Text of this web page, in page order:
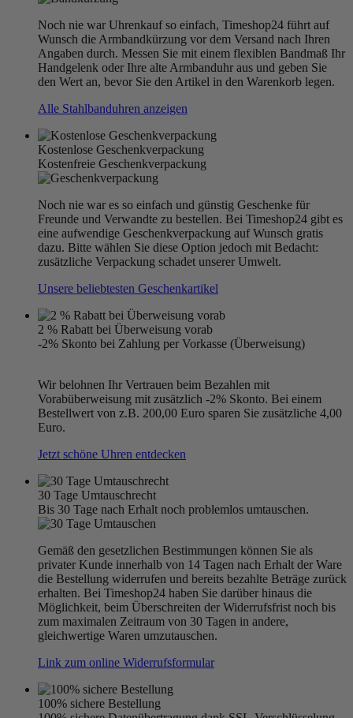
Noch nie war Uhrenkauf so einfach, Timeshop24 führt auf
Wunsch die Armbandkürzung vor dem Versand nach Ihren
Angaben durch. Messen Sie mit einem flexiblen Bandmaß Ihr
Handgelenk oder Ihre alte Armbanduhr aus und geben Sie
den Wert an, bevor Sie den Artikel in den Warenkorb legen.
Alle Stahlbanduhren anzeigen
Kostenlose Geschenkverpackung
Kostenfreie Geschenkverpackung
Noch nie war es so einfach und günstig Geschenke für
Freunde und Verwandte zu bestellen. Bei Timeshop24 gibt es
eine aufwendige Geschenkverpackung auf Wunsch gratis
dazu. Bitte wählen Sie diese Option jedoch mit Bedacht:
zusätzliche Verpackung schadet unserer Umwelt.
Unsere beliebtesten Geschenkartikel
2 % Rabatt bei Überweisung vorab
-2% Skonto bei Zahlung per Vorkasse (Überweisung)
Wir belohnen Ihr Vertrauen beim Bezahlen mit
Vorabüberweisung mit zusätzlich -2% Skonto. Bei einem
Bestellwert von z.B. 200,00 Euro sparen Sie zusätzliche 4,00
Euro.
Jetzt schöne Uhren entdecken
30 Tage Umtauschrecht
Bis 30 Tage nach Erhalt noch problemlos umtauschen.
Gemäß den gesetzlichen Bestimmungen können Sie als
privater Kunde innerhalb von 14 Tagen nach Erhalt der Ware
die Bestellung widerrufen und bereits bezahlte Beträge zurück
erhalten. Bei Timeshop24 haben Sie darüber hinaus die
Möglichkeit, beim Überschreiten der Widerrufsfrist noch bis
zum maximalen Zeitraum von 30 Tagen in andere,
gleichwertige Waren umzutauschen.
Link zum online Widerrufsformular
100% sichere Bestellung